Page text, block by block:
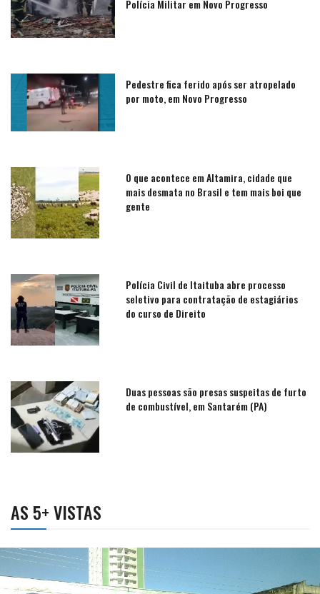
Polícia Militar em Novo Progresso
Pedestre fica ferido após ser atropelado
por moto, em Novo Progresso
O que acontece em Altamira, cidade que
mais desmata no Brasil e tem mais boi que
gente
Polícia Civil de Itaituba abre processo
seletivo para contratação de estagiários
do curso de Direito
Duas pessoas são presas suspeitas de furto
de combustível, em Santarém (PA)
AS 5+ VISTAS